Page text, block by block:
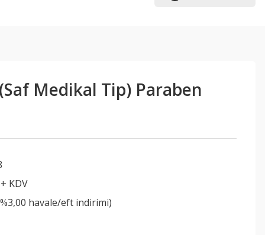
Medikal Tip) Paraben
KDV
havale/eft indirimi)